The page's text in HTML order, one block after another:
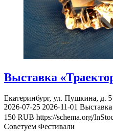
Выставка
Екатеринбург, ул. Пушкина, д. 5
2026-07-25 2026-11-01 Выставка
150 RUB https://schema.org/
Советуем Фестивали